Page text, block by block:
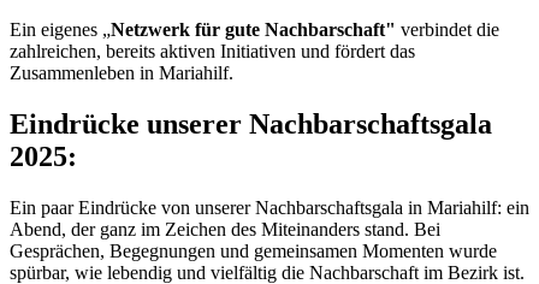
Ein eigenes „Netzwerk für gute Nachbarschaft" verbindet die
zahlreichen, bereits aktiven Initiativen und fördert das
Zusammenleben in Mariahilf.
Eindrücke unserer Nachbarschaftsgala
2025:
Ein paar Eindrücke von unserer Nachbarschaftsgala in Mariahilf: ein
Abend, der ganz im Zeichen des Miteinanders stand. Bei
Gesprächen, Begegnungen und gemeinsamen Momenten wurde
spürbar, wie lebendig und vielfältig die Nachbarschaft im Bezirk ist.